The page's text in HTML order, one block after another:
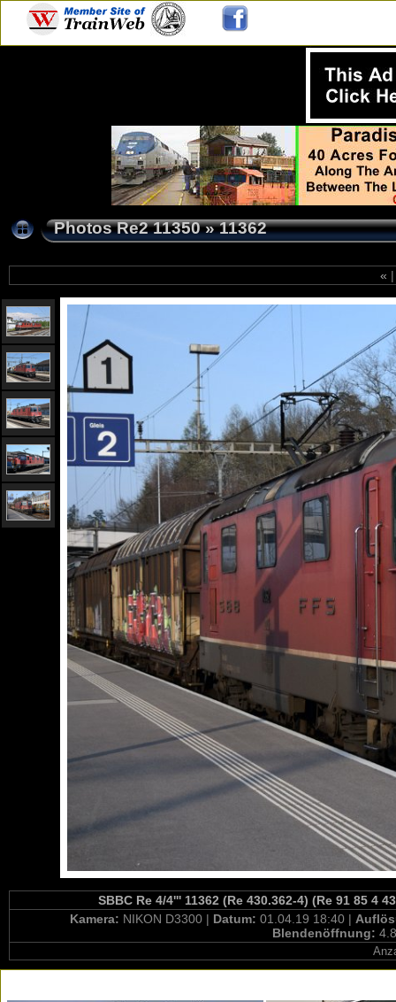
Photos Re2 11350»11362
« |
SBBC Re 4/4''' 11362 (Re 430.362-4) (Re 91 85 4
Kamera: NIKON D3300 | Datum: 01.04.19 18:40 |
Blendenöffnung: